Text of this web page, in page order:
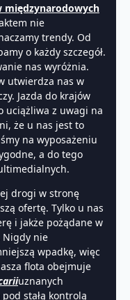
międzynarodowych
nie
trendy. Od
o każdy szczegół.
nas wyróżnia.
utwierdza nas w
Jazda do krajów
uciążliwa z uwagi na
że u nas jest to
na wyposażeniu
a do tego
drogi w stronę
ofertę. Tylko u nas
i jakże pożądane w
Nigdy nie
wpadkę, więc
flota obejmuje
uznanych
stałą kontrolą